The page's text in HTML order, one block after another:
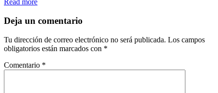
Read more
Deja un comentario
Tu dirección de correo electrónico no será publicada. Los campos
obligatorios están marcados con *
Comentario *